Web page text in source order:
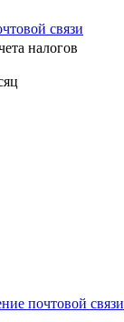
связи
налогов
почтовой связи